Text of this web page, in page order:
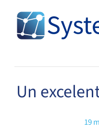
content
Un
19